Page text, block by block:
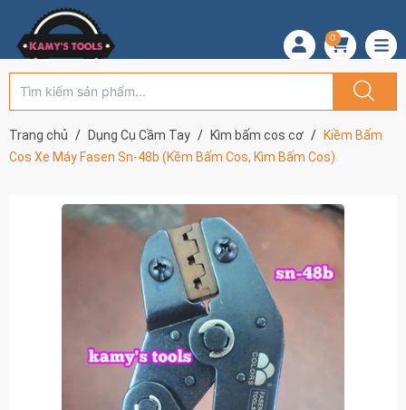
0
Trang chủ Dụng Cụ Cầm Tay Kìm bấm cos cơ
Kiềm Bấm
Cos Xe Máy Fasen Sn-48b (Kềm Bấm Cos, Kìm Bấm Cos)